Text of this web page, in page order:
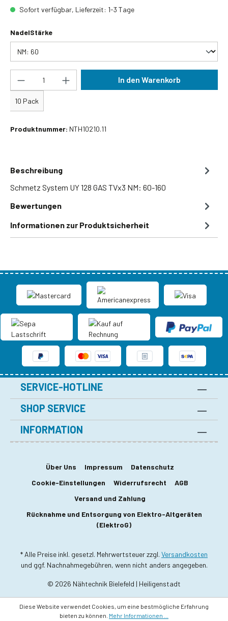
Sofort verfügbar, Lieferzeit: 1-3 Tage
NadelStärkeauswählen
Produkt Anzahl: Gib den gewünschten Wert
10 Pack
In den Warenkorb
Produktnummer: NTH10210.11
Beschreibung
Schmetz System UY 128 GAS TVx3 NM: 60-160
Bewertungen
Informationen zur Produktsicherheit
SERVICE-HOTLINE
SHOP SERVICE
INFORMATION
Über Uns Impressum
Datenschutz
Cookie-Einstellungen
Widerrufsrecht
AGB
Versand und Zahlung
Rücknahme und Entsorgung von Elektro-Altgeräten
(ElektroG)
* Alle Preise inkl. gesetzl. Mehrwertsteuer zzgl. Versandkosten
und ggf. Nachnahmegebühren, wenn nicht anders angegeben.
© 2026 Nähtechnik Bielefeld | Heiligenstadt
Diese Website verwendet Cookies, um eine bestmögliche Erfahrung
bieten zu können. Mehr Informationen ...